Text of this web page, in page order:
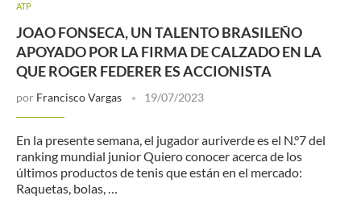
ATP
JOAO FONSECA, UN TALENTO BRASILEÑO
APOYADO POR LA FIRMA DE CALZADO EN LA
QUE ROGER FEDERER ES ACCIONISTA
por Francisco Vargas 19/07/2023
En la presente semana, el jugador auriverde es el N.°7 del
ranking mundial junior Quiero conocer acerca de los
últimos productos de tenis que están en el mercado:
Raquetas, bolas, …